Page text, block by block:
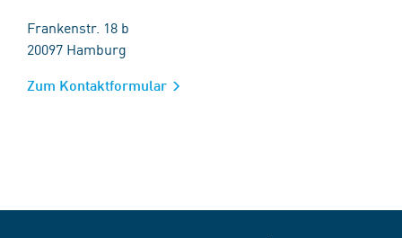
Frankenstr. 18 b
20097 Hamburg
Zum Kontaktformular